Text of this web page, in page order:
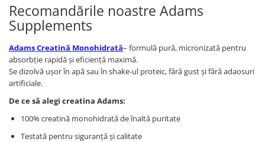
Recomandările noastre Adams
Supplements
Adams Creatină Monohidrată– formulă pură, micronizată pentru
absorbție rapidă și eficiență maximă.
Se dizolvă ușor în apă sau în shake-ul proteic, fără gust și fără adaosuri
artificiale.
De ce să alegi creatina Adams:
100% creatină monohidrată de înaltă puritate
Testată pentru siguranță și calitate